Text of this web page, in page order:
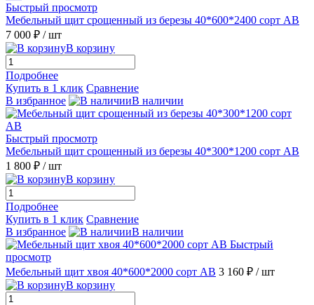
Быстрый просмотр
Мебельный щит срощенный из березы 40*600*2400 сорт АВ
7 000 ₽ / шт
В корзину
Подробнее
Купить в 1 клик Сравнение
В избранное
В наличии
Быстрый просмотр
Мебельный щит срощенный из березы 40*300*1200 сорт АВ
1 800 ₽ / шт
В корзину
Подробнее
Купить в 1 клик Сравнение
В избранное
В наличии
Быстрый
просмотр
Мебельный щит хвоя 40*600*2000 сорт АВ 3 160 ₽ / шт
В корзину